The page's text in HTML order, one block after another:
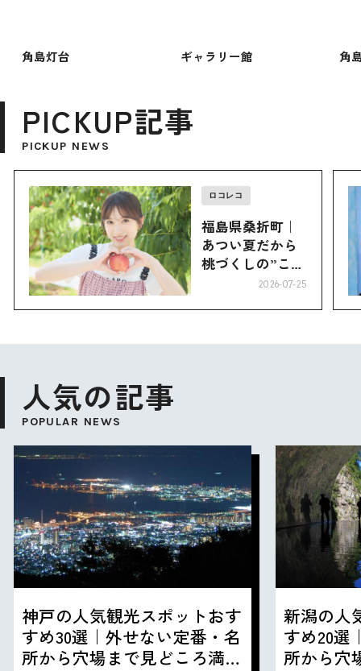
角島灯台 ギャラリー館 角
PICKUP記事
PICKUP NEWS
ロコレコ
福島県桑折町｜
あつい夏だから
桃づくしの”こお
2026-07-25
人気の記事
POPULAR NEWS
神戸の人気観光スポットおす
すめ30選｜外せない定番・名
所から穴場まで見どころ満載
新潟の人
すめ20選
所から穴